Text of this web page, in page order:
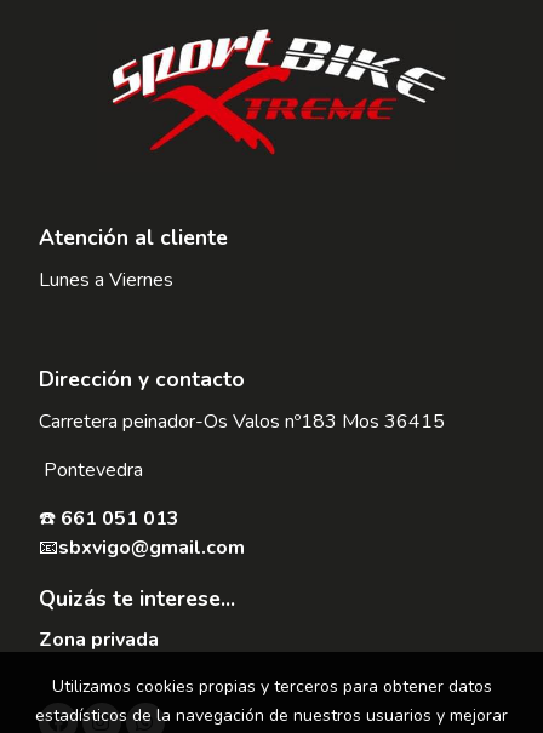
Atención al cliente
Lunes a Viernes
Dirección y contacto
Carretera peinador-Os Valos nº183 Mos 36415
Pontevedra
☎️ 661 051 013
📧sbxvigo@gmail.com
Quizás te interese...
Zona privada
Utilizamos cookies propias y terceros para obtener datos
estadísticos de la navegación de nuestros usuarios y mejorar